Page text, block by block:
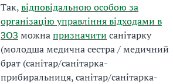
Так,відповідальною особою за
організацію управління відходами в
ЗОЗ можнапризначити санітарку
(молодша медична сестра / медичний
брат (санітар/санітарка-
прибиральниця, санітар/санітарка-